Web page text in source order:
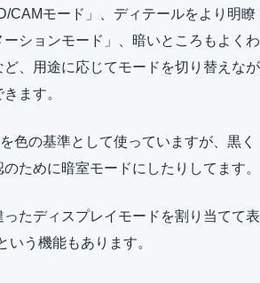
CAMモード」、ディテールをより明瞭
ションモード」、暗いところもよくわ
、用途に応じてモードを切り替えなが
ます。
色の基準として使っていますが、黒く
ために暗室モードにしたりしてます。
ったディスプレイモードを割り当てて表
う機能もあります。